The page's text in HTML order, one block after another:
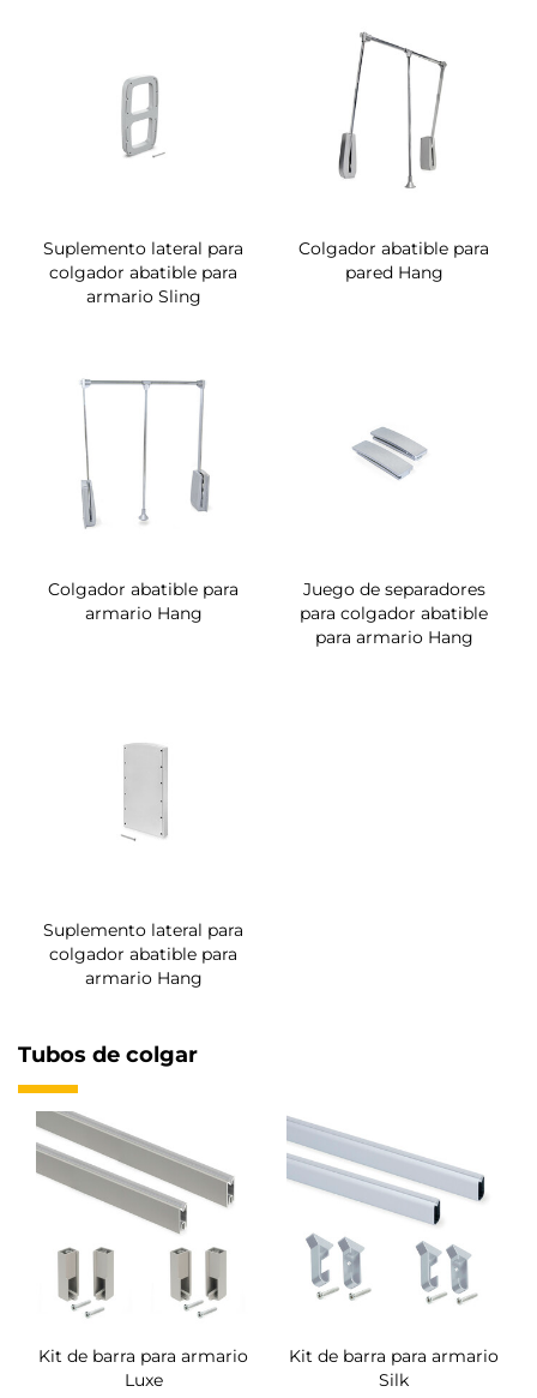
Suplemento lateral para
colgador abatible para
armario Sling
Colgador abatible para
pared Hang
Colgador abatible para
armario Hang
Juego de separadores
para colgador abatible
para armario Hang
Suplemento lateral para
colgador abatible para
armario Hang
Tubos de colgar
Kit de barra para armario
Luxe
Kit de barra para armario
Silk